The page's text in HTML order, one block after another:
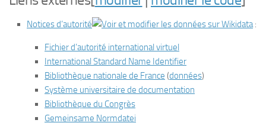
Notices d’autorité :
Fichier d’autorité international virtuel
International Standard Name Identifier
Bibliothèque nationale de France (données)
Système universitaire de documentation
Bibliothèque du Congrès
Gemeinsame Normdatei